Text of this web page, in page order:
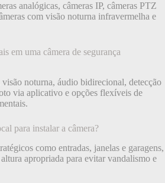
analógicas, câmeras IP, câmeras PTZ
com visão noturna infravermelha e
em uma câmera de segurança
noturna, áudio bidirecional, detecção
via aplicativo e opções flexíveis de
para instalar a câmera?
como entradas, janelas e garagens,
apropriada para evitar vandalismo e